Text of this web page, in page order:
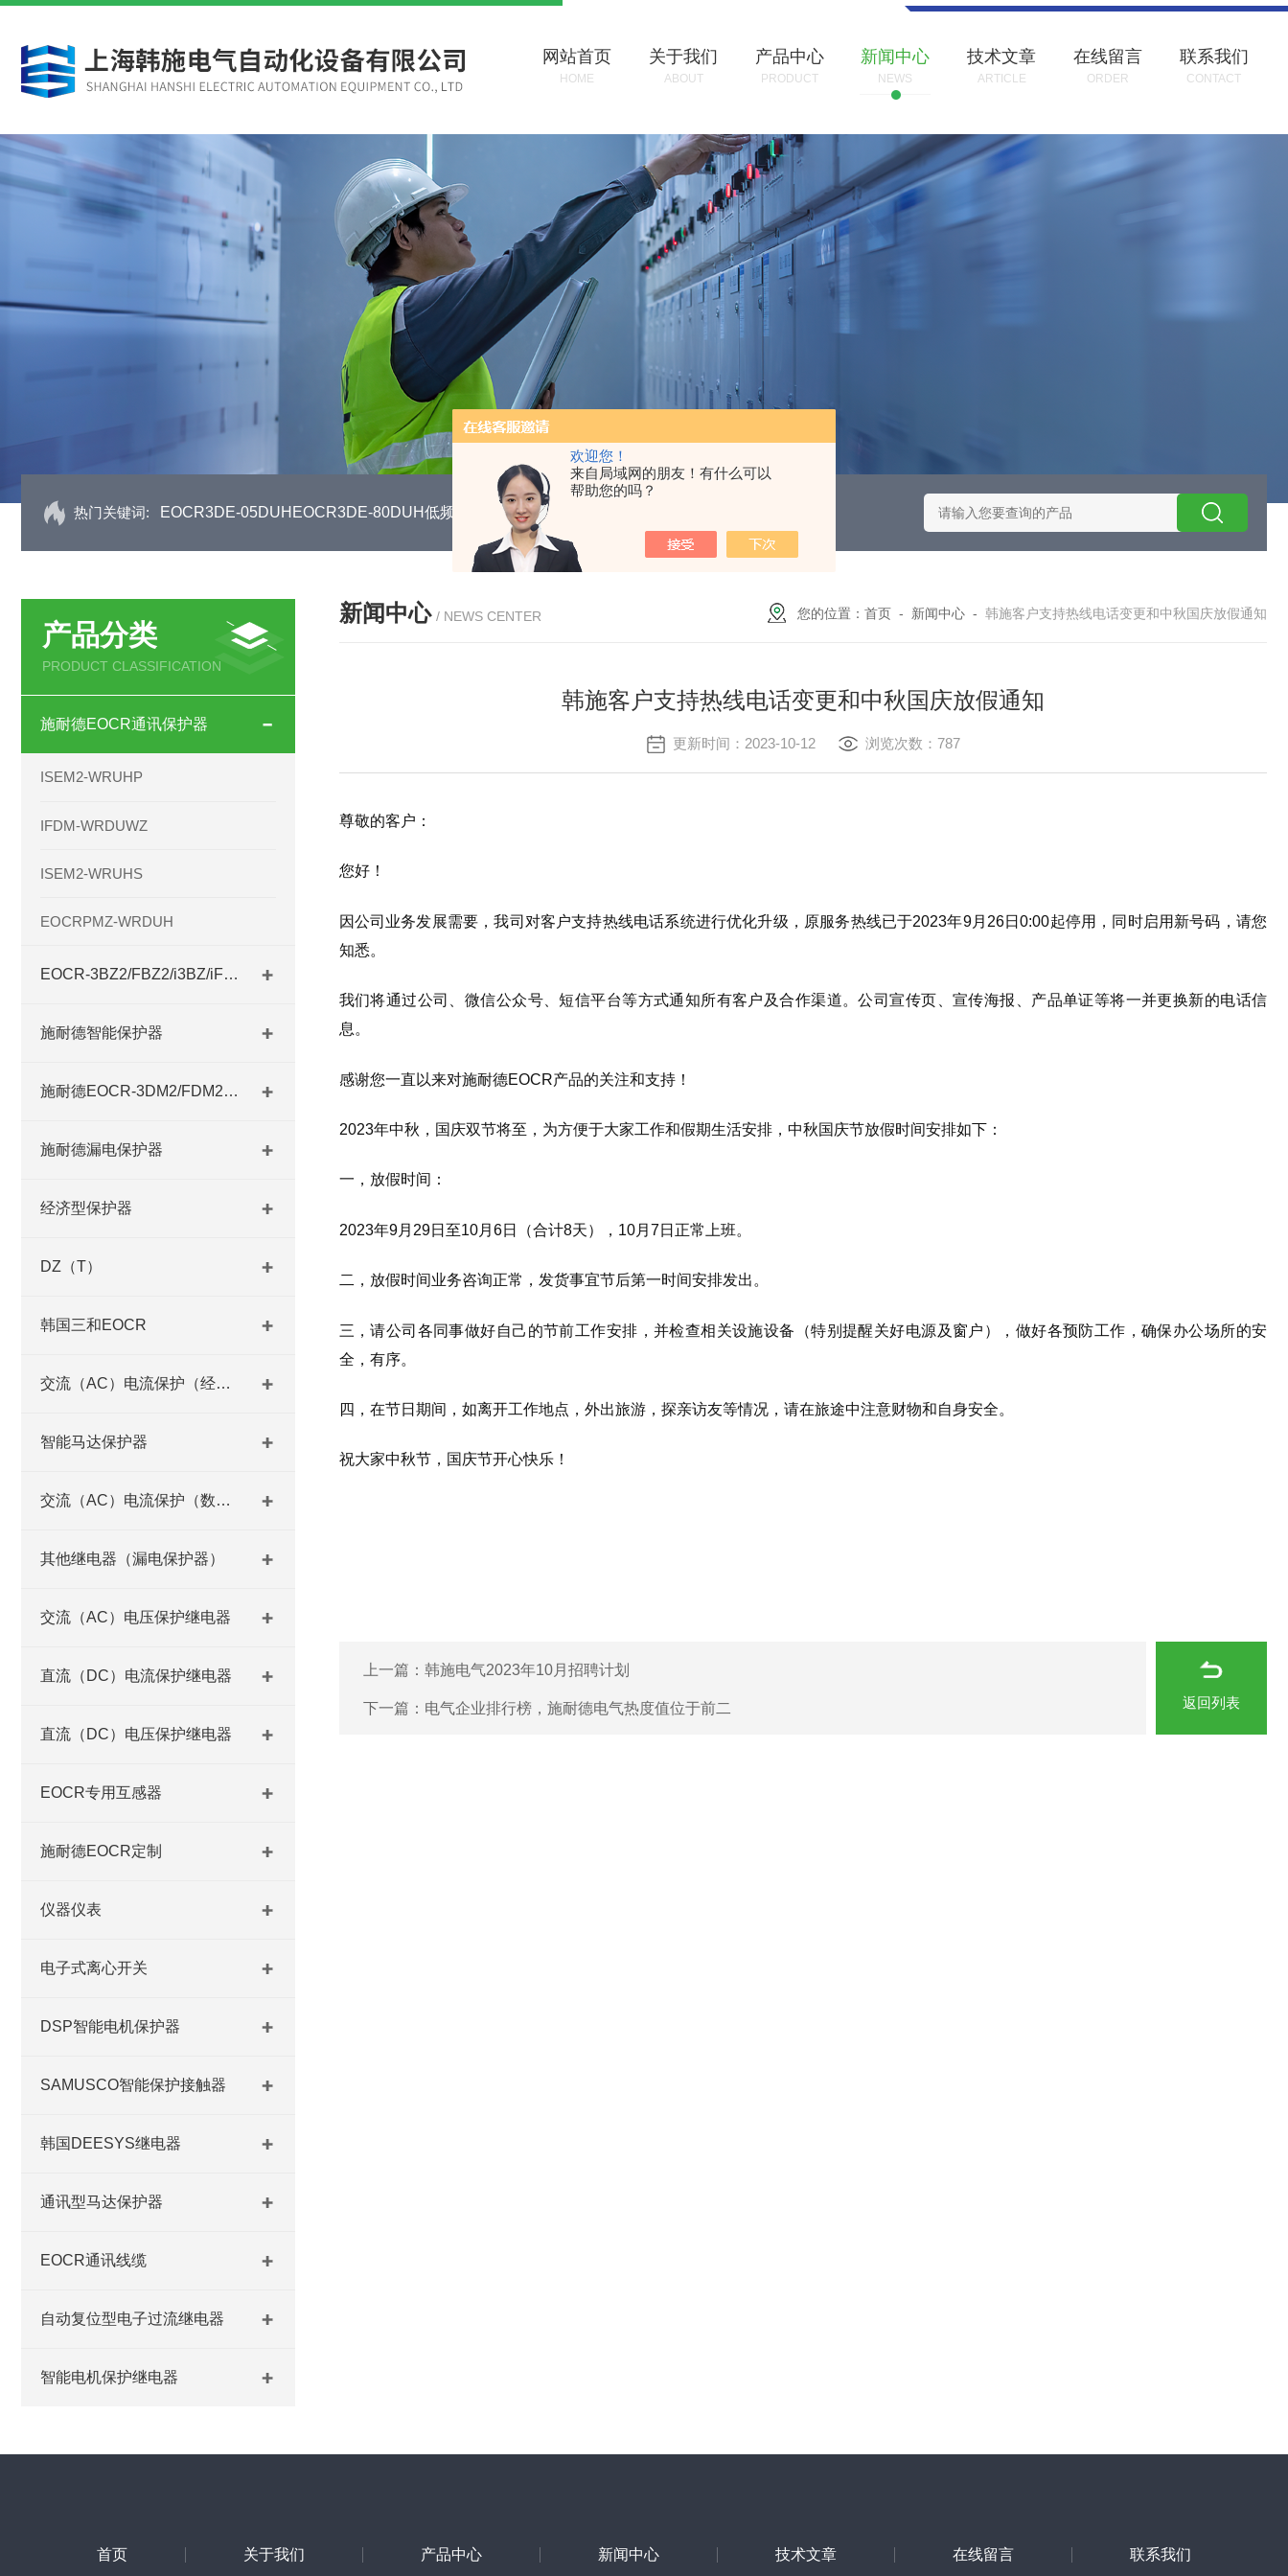
欢迎您！
来自局域网的朋友！有什么可以
帮助您的吗？
网站首页
HOME
关于我们
ABOUT
产品中心
PRODUCT
新闻中心
NEWS
技术文章
ARTICLE
在线留言
ORDER
联系我们
CONTACT
热门关键词: EOCR3DE-05DUHEOCR3DE-80DUH低频功能电机保护继电器 EOCR3DE-80DUHEOCR3DE施耐德智能保护器选型 EOCRSE2-05RSEOCR-SE2施耐德电流保
产品分类
PRODUCT CLASSIFICATION
施耐德EOCR通讯保护器
ISEM2-WRUHP
IFDM-WRDUWZ
ISEM2-WRUHS
EOCRPMZ-WRDUH
EOCR-3BZ2/FBZ2/i3BZ/iFBZ
施耐德智能保护器
施耐德EOCR-3DM2/FDM2系列
施耐德漏电保护器
经济型保护器
DZ（T）
韩国三和EOCR
交流（AC）电流保护（经济型）
智能马达保护器
交流（AC）电流保护（数码型）
其他继电器（漏电保护器）
交流（AC）电压保护继电器
直流（DC）电流保护继电器
直流（DC）电压保护继电器
EOCR专用互感器
施耐德EOCR定制
仪器仪表
电子式离心开关
DSP智能电机保护器
SAMUSCO智能保护接触器
韩国DEESYS继电器
通讯型马达保护器
EOCR通讯线缆
自动复位型电子过流继电器
智能电机保护继电器
新闻中心 / NEWS CENTER 您的位置： 首页 - 新闻中心 - 韩施客户支持热线电话变更和中秋国庆放假通知
韩施客户支持热线电话变更和中秋国庆放假通知
更新时间：2023-10-12 浏览次数：787
尊敬的客户：
您好！
因公司业务发展需要，我司对客户支持热线电话系统进行优化升级，原服务热线已于2023年9月26日0:00起停用，同时启用新号码，请您
知悉。
我们将通过公司、微信公众号、短信平台等方式通知所有客户及合作渠道。公司宣传页、宣传海报、产品单证等将一并更换新的电话信
息。
感谢您一直以来对施耐德EOCR产品的关注和支持！
2023年中秋，国庆双节将至，为方便于大家工作和假期生活安排，中秋国庆节放假时间安排如下：
一，放假时间：
2023年9月29日至10月6日（合计8天），10月7日正常上班。
二，放假时间业务咨询正常，发货事宜节后第一时间安排发出。
三，请公司各同事做好自己的节前工作安排，并检查相关设施设备（特别提醒关好电源及窗户），做好各预防工作，确保办公场所的安
全，有序。
四，在节日期间，如离开工作地点，外出旅游，探亲访友等情况，请在旅途中注意财物和自身安全。
祝大家中秋节，国庆节开心快乐！
上一篇： 韩施电气2023年10月招聘计划
下一篇： 电气企业排行榜，施耐德电气热度值位于前二 返回列表
首页 关于我们 产品中心 新闻中心 技术文章 在线留言 联系我们